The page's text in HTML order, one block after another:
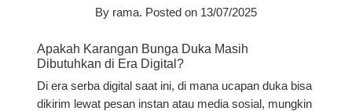
By rama. Posted on 13/07/2025
Apakah Karangan Bunga Duka Masih
Dibutuhkan di Era Digital?
Di era serba digital saat ini, di mana ucapan duka bisa
dikirim lewat pesan instan atau media sosial, mungkin